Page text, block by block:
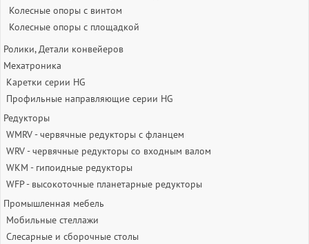
Колесные опоры с винтом
Колесные опоры с площадкой
Ролики, Детали конвейеров
Мехатроника
Каретки серии HG
Профильные направляющие серии HG
Редукторы
WMRV - червячные редукторы с фланцем
WRV - червячные редукторы со входным валом
WKM - гипоидные редукторы
WFP - высокоточные планетарные редукторы
Промышленная мебель
Мобильные стеллажи
Слесарные и сборочные столы